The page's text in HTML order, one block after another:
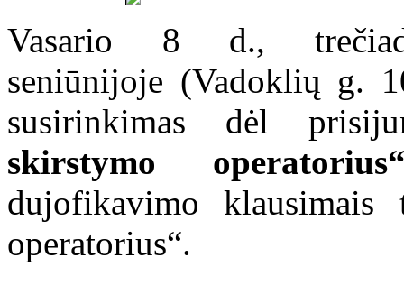
Vasario 8 d.,
seniūnijoje (Vadoklių g.
susirinkimas dėl
skirstymo
dujofikavimo
operatorius“.